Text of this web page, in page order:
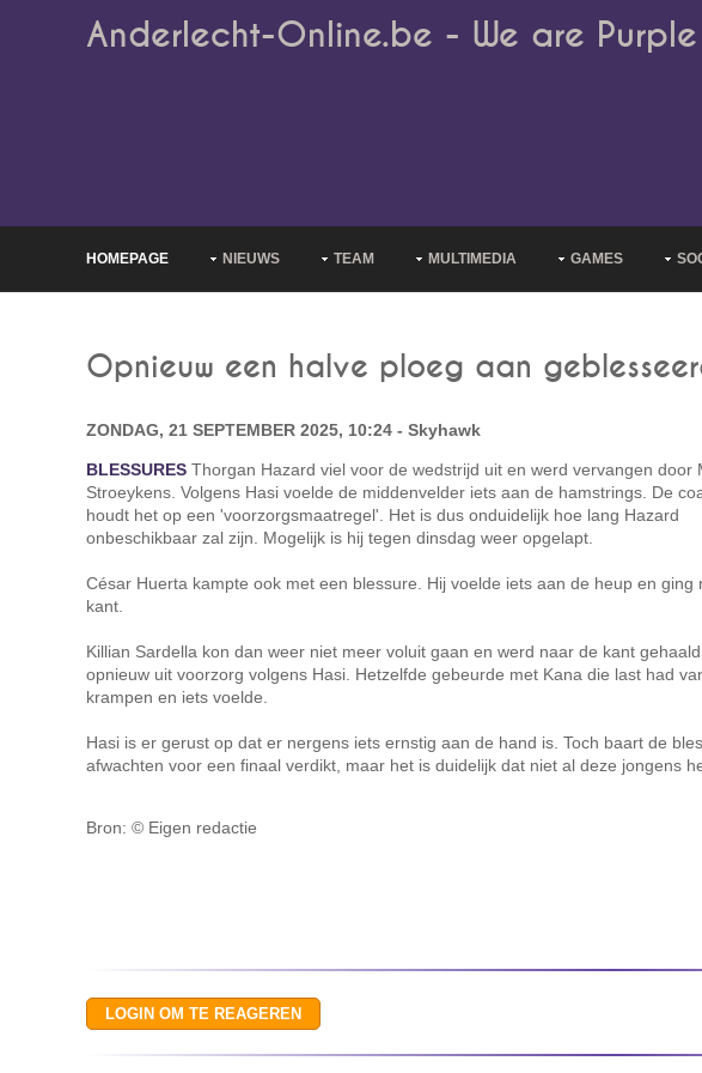
Anderlecht-Online.be - We are Purple
HOMEPAGE NIEUWS TEAM MULTIMEDIA GAMES
Opnieuw een halve ploeg aan
ZONDAG, 21 SEPTEMBER 2025, 10:24 - Skyhawk
BLESSURES Thorgan Hazard viel voor de wedstrijd uit en werd vervangen door
Stroeykens. Volgens Hasi voelde de middenvelder iets aan de hamstrings. De
houdt het op een 'voorzorgsmaatregel'. Het is dus onduidelijk hoe lang Hazard
onbeschikbaar zal zijn. Mogelijk is hij tegen dinsdag weer opgelapt.
César Huerta kampte ook met een blessure. Hij voelde iets aan de heup en ging
kant.
Killian Sardella kon dan weer niet meer voluit gaan en werd naar de kant gehaald,
opnieuw uit voorzorg volgens Hasi. Hetzelfde gebeurde met Kana die last had
krampen en iets voelde.
Hasi is er gerust op dat er nergens iets ernstig aan de hand is. Toch baart de
afwachten voor een finaal verdikt, maar het is duidelijk dat niet al deze jongens
Bron: © Eigen redactie